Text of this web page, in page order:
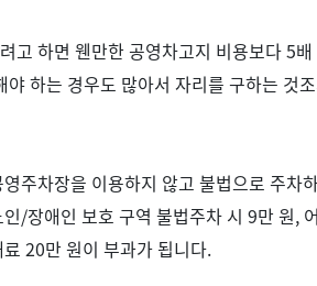
고 하면 웬만한 공영차고지 비용보다5
하는 경우도 많아서 자리를 구하는 것
주차장을 이용하지 않고 불법으로 주차
/장애인 보호 구역 불법주차 시 9만 원,
20만 원이 부과가 됩니다.